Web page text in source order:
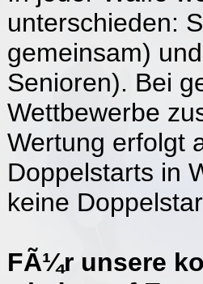
unterschieden:
gemeinsam)
Senioren). Bei
Wettbewerbe
Wertung erfolgt
Doppelstarts in
keine
FÃ¼r unsere